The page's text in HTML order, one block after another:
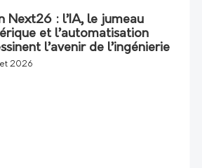
Next26 : l’IA, le jumeau
et l’automatisation
l’avenir de l’ingénierie
2026